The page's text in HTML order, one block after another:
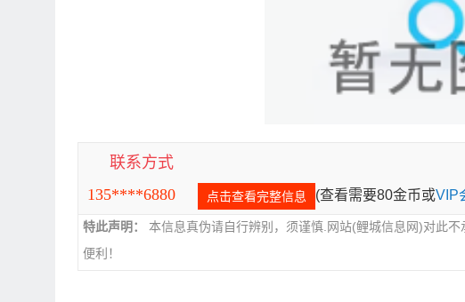
联系方式
135****6880
点击查看完整信息 (查看需要80金币或VIP
特此声明：
本信息真伪请自行辨别，须谨慎.网站(鲤城信息网)对此
便利！